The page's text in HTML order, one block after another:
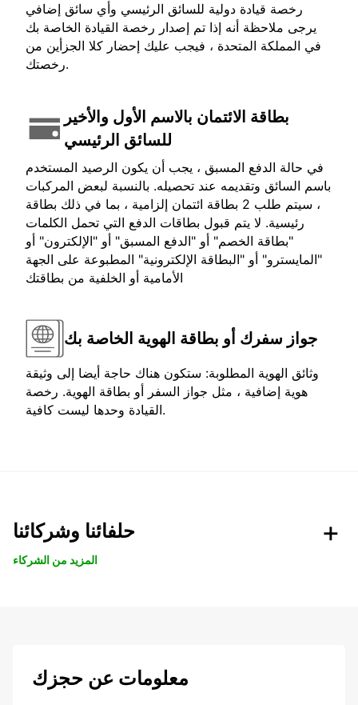
رخصة قيادة دولية للسائق الرئيسي وأي سائق إضافي
يرجى ملاحظة أنه إذا تم إصدار رخصة القيادة الخاصة بك
في المملكة المتحدة ، فيجب عليك إحضار كلا الجزأين من
رخصتك.
بطاقة الائتمان بالاسم الأول والأخير
للسائق الرئيسي
في حالة الدفع المسبق ، يجب أن يكون الرصيد المستخدم
باسم السائق وتقديمه عند تحصيله. بالنسبة لبعض المركبات
، سيتم طلب 2 بطاقة ائتمان إلزامية ، بما في ذلك بطاقة
رئيسية. لا يتم قبول بطاقات الدفع التي تحمل الكلمات
"بطاقة الخصم" أو "الدفع المسبق" أو "الإلكترون" أو
"المايسترو" أو "البطاقة الإلكترونية" المطبوعة على الجهة
الأمامية أو الخلفية من بطاقتك
جواز سفرك أو بطاقة الهوية الخاصة بك
وثائق الهوية المطلوبة: ستكون هناك حاجة أيضا إلى وثيقة
هوية إضافية ، مثل جواز السفر أو بطاقة الهوية. رخصة
القيادة وحدها ليست كافية.
حلفائنا وشركائنا
المزيد من الشركاء
معلومات عن حجزك